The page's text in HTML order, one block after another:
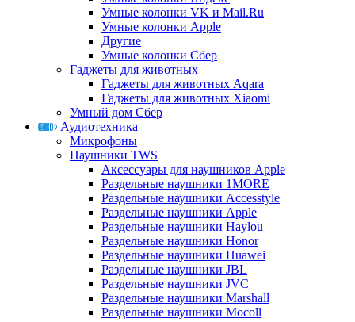
Умные колонки VK и Mail.Ru
Умные колонки Apple
Другие
Умные колонки Сбер
Гаджеты для животных
Гаджеты для животных Aqara
Гаджеты для животных Xiaomi
Умный дом Сбер
Аудиотехника
Микрофоны
Наушники TWS
Аксессуары для наушников Apple
Раздельные наушники 1MORE
Раздельные наушники Accesstyle
Раздельные наушники Apple
Раздельные наушники Haylou
Раздельные наушники Honor
Раздельные наушники Huawei
Раздельные наушники JBL
Раздельные наушники JVC
Раздельные наушники Marshall
Раздельные наушники Mocoll